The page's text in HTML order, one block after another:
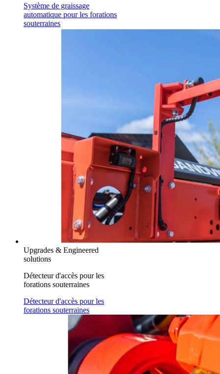
Système de graissage
automatique pour les forations
souterraines
Upgrades & Engineered
solutions
Détecteur d'accès pour les
forations souterraines
Détecteur d'accès pour les
forations souterraines